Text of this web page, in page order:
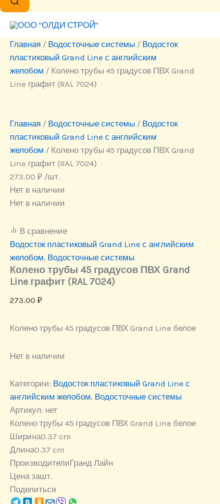
Главная / Водосточные системы / Водосток
пластиковый Grand Line с английским
желобом / Колено трубы 45 градусов ПВХ Grand
Line графит (RAL 7024)
Главная / Водосточные системы / Водосток
пластиковый Grand Line с английским
желобом / Колено трубы 45 градусов ПВХ Grand
Line графит (RAL 7024)
273.00 ₽ /шт.
Нет в наличии
Нет в наличии
В сравнение
Водосток пластиковый Grand Line с английским
желобом, Водосточные системы
Колено трубы 45 градусов ПВХ Grand
Line графит (RAL 7024)
273.00 ₽
Колено трубы 45 градусов ПВХ Grand Line белое
Нет в наличии
Категории: Водосток пластиковый Grand Line с
английским желобом, Водосточные системы
Артикул: нет
Колено трубы 45 градусов ПВХ Grand Line белое
Ширина0.37 cm
Длина0.37 cm
ПроизводителиГранд Лайн
Цена зашт.
Поделиться